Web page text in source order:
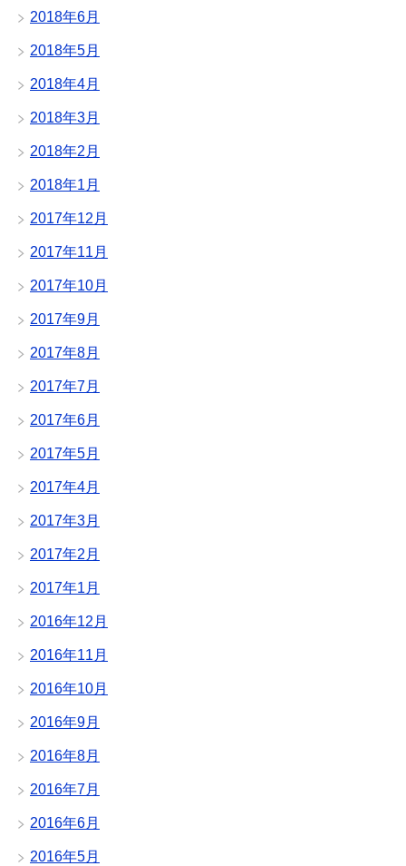
2018年6月
2018年5月
2018年4月
2018年3月
2018年2月
2018年1月
2017年12月
2017年11月
2017年10月
2017年9月
2017年8月
2017年7月
2017年6月
2017年5月
2017年4月
2017年3月
2017年2月
2017年1月
2016年12月
2016年11月
2016年10月
2016年9月
2016年8月
2016年7月
2016年6月
2016年5月